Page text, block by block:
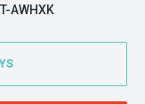
AWHXK